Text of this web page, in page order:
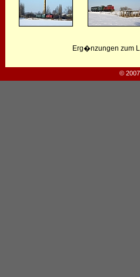
Erg�nzungen zum
©